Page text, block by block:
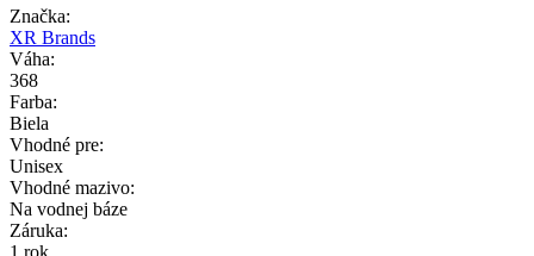
Značka:
XR Brands
Váha:
368
Farba:
Biela
Vhodné pre:
Unisex
Vhodné mazivo:
Na vodnej báze
Záruka:
1 rok